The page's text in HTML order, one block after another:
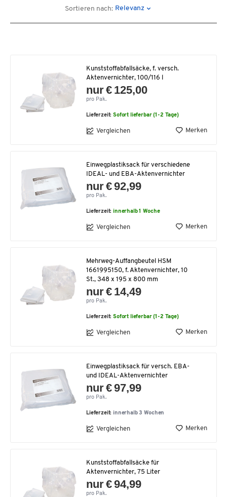
Sortieren nach: Relevanz
Kunststoffabfallsäcke, f. versch.
Aktenvernichter, 100/116 l
nur € 125,00
pro Pak.
Lieferzeit:Sofort lieferbar (1-2 Tage)
Vergleichen Merken
Einwegplastiksack für verschiedene
IDEAL- und EBA-Aktenvernichter
nur € 92,99
pro Pak.
Lieferzeit:innerhalb 1 Woche
Vergleichen Merken
Mehrweg-Auffangbeutel HSM
1661995150, f. Aktenvernichter, 10
St., 348 x 195 x 800 mm
nur € 14,49
pro Pak.
Lieferzeit:Sofort lieferbar (1-2 Tage)
Vergleichen Merken
Einwegplastiksack für versch. EBA-
und IDEAL-Aktenvernichter
nur € 97,99
pro Pak.
Lieferzeit: innerhalb 3 Wochen
Vergleichen Merken
Kunststoffabfallsäcke für
Aktenvernichter, 75 Liter
nur € 94,99
pro Pak.